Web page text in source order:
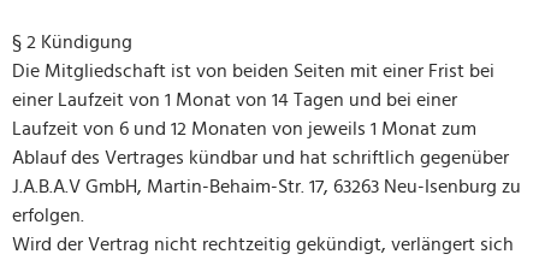
§ 2 Kündigung
Die Mitgliedschaft ist von beiden Seiten mit einer Frist bei
einer Laufzeit von 1 Monat von 14 Tagen und bei einer
Laufzeit von 6 und 12 Monaten von jeweils 1 Monat zum
Ablauf des Vertrages kündbar und hat schriftlich gegenüber
J.A.B.A.V GmbH, Martin-Behaim-Str. 17, 63263 Neu-Isenburg zu
erfolgen.
Wird der Vertrag nicht rechtzeitig gekündigt, verlängert sich